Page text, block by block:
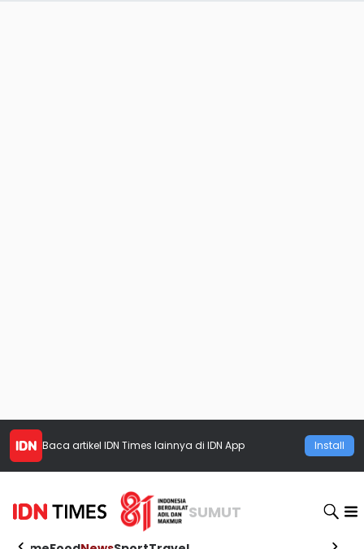
Baca artikel IDN Times lainnya di IDN App Install
SUMUT